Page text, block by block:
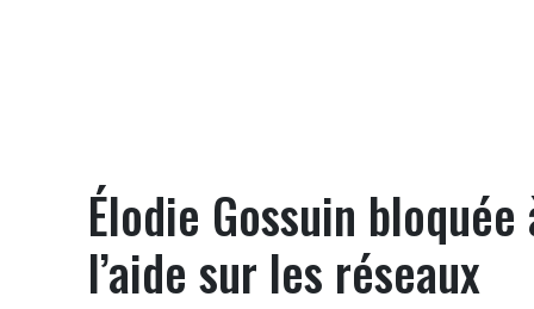
Élodie Gossuin
l’aide sur les réseaux